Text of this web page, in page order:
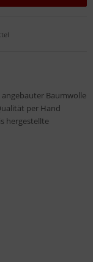
Baumwolle
per Hand
hergestellte